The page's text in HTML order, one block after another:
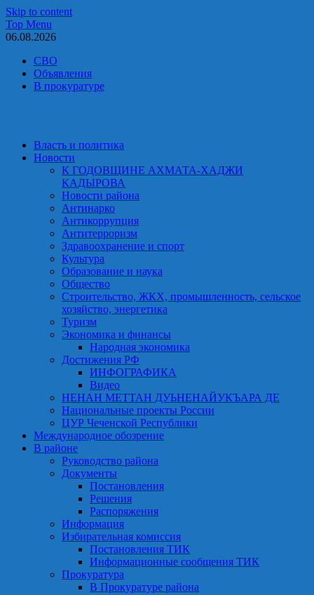
Skip to content
Top Menu
06.08.2026
СВО
Объявления
В прокуратуре
Власть и политика
Новости
К ГОДОВЩИНЕ АХМАТА-ХАДЖИ
КАДЫРОВА
Новости района
Антинарко
Антикоррупция
Антитерроризм
Здравоохранение и спорт
Культура
Образование и наука
Общество
Строительство, ЖКХ, промышленность, сельское
хозяйство, энергетика
Туризм
Экономика и финансы
Народная экономика
Достижения РФ
ИНФОГРАФИКА
Видео
НЕНАН МЕТТАН ДУЬНЕНАЙУКЪАРА ДЕ
Национальные проекты России
ЦУР Чеченской Республики
Международное обозрение
В районе
Руководство района
Документы
Постановления
Решения
Распоряжения
Информация
Избирательная комиссия
Постановления ТИК
Информационные сообщения ТИК
Прокуратура
В Прокуратуре района